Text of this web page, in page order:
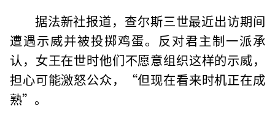
据法新社报道，查尔斯三世最近出访期间
遭遇示威并被投掷鸡蛋。反对君主制一派承
认，女王在世时他们不愿意组织这样的示威，
担心可能激怒公众，“但现在看来时机正在成
熟”。